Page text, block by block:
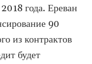
года. Ереван
90
из контрактов
будет